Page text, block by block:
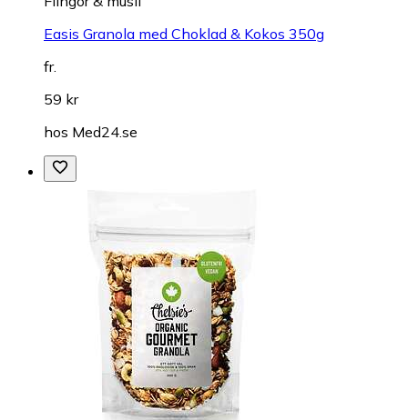
Easis Granola med Choklad & Kokos 350g
fr.
59 kr
hos Med24.se